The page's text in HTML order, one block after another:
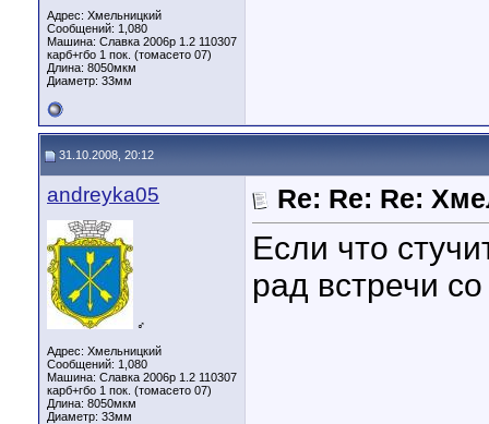
Адрес: Хмельницкий
Сообщений: 1,080
Машина: Славка 2006р 1.2 110307
карб+гбо 1 пок. (томасето 07)
Длина: 8050мкм
Диаметр: 33мм
31.10.2008, 20:12
andreyka05
♂
Адрес: Хмельницкий
Сообщений: 1,080
Машина: Славка 2006р 1.2 110307
карб+гбо 1 пок. (томасето 07)
Длина: 8050мкм
Диаметр: 33мм
Re: Re: Re:
Если что
рад встречи